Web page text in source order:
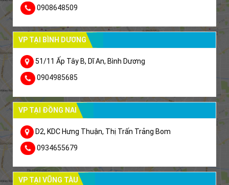
0908648509
VP TẠI BÌNH DƯƠNG
51/11 Ấp Tây B, Dĩ An, Bình Dương
0904985685
VP TẠI ĐỒNG NAI
D2, KDC Hưng Thuận, Thị Trấn Trảng Bom
0934655679
VP TẠI VŨNG TÀU